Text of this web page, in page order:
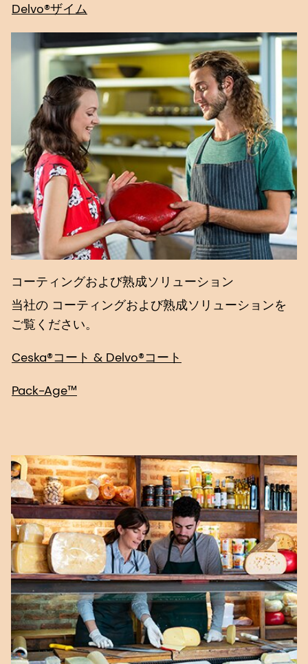
Delvo®ザイム
コーティングおよび熟成ソリューション
当社の コーティングおよび熟成ソリューションを
ご覧ください。
Ceska®コート & Delvo®コート
Pack-Age™